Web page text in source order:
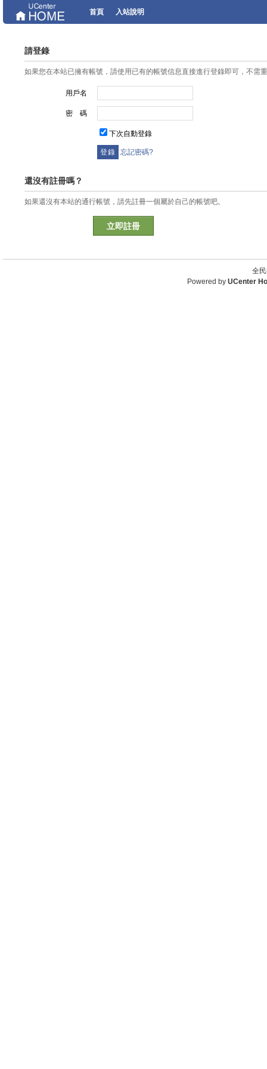
首頁 入站說明
請登錄
如果您在本站已擁有帳號，請使用已有的帳號信息直接進行登錄即可，不需
用戶名
密 碼
下次自動登錄
忘記密碼?
還沒有註冊嗎？
如果還沒有本站的通行帳號，請先註冊一個屬於自己的帳號吧。
立即註冊
全
Powered by UCenter